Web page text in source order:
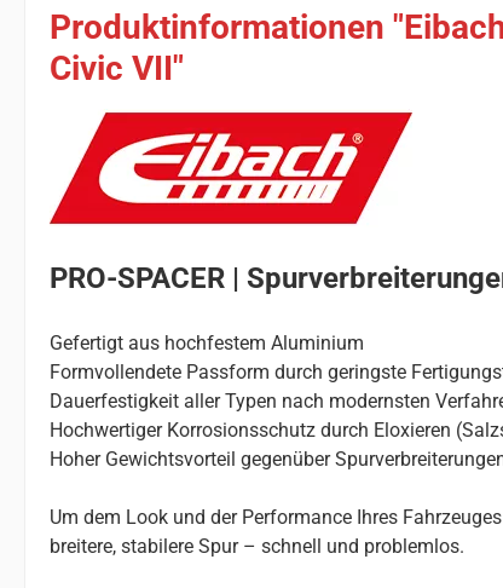
Produktinformationen
Civic VII"
PRO-SPACER |
Gefertigt aus hochfestem Aluminium
Formvollendete Passform durch geringste
Dauerfestigkeit aller Typen nach modernsten
Hochwertiger Korrosionsschutz durch Eloxieren
Hoher Gewichtsvorteil gegenüber
Um dem Look und der Performance Ihres
breitere, stabilere Spur – schnell und problemlos.